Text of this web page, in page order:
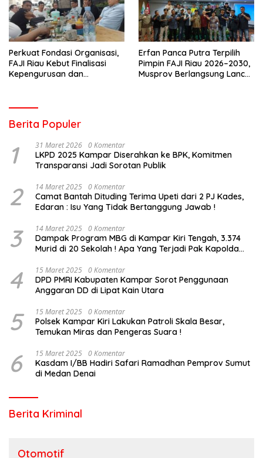
Perkuat Fondasi Organisasi,
FAJI Riau Kebut Finalisasi
Kepengurusan dan
Erfan Panca Putra Terpilih
Pimpin FAJI Riau 2026–2030,
Musprov Berlangsung Lancar
Berita Populer
1 31 Maret 2026 0 Komentar
LKPD 2025 Kampar Diserahkan ke BPK, Komitmen
Transparansi Jadi Sorotan Publik
2 14 Maret 2025 0 Komentar
Camat Bantah Dituding Terima Upeti dari 2 PJ Kades,
Edaran : Isu Yang Tidak Bertanggung Jawab !
3 14 Maret 2025 0 Komentar
Dampak Program MBG di Kampar Kiri Tengah, 3.374
Murid di 20 Sekolah ! Apa Yang Terjadi Pak Kapolda
4 15 Maret 2025 0 Komentar
DPD PMRI Kabupaten Kampar Sorot Penggunaan
Anggaran DD di Lipat Kain Utara
5 15 Maret 2025 0 Komentar
Polsek Kampar Kiri Lakukan Patroli Skala Besar,
Temukan Miras dan Pengeras Suara !
6 15 Maret 2025 0 Komentar
Kasdam I/BB Hadiri Safari Ramadhan Pemprov Sumut
di Medan Denai
Berita Kriminal
Otomotif